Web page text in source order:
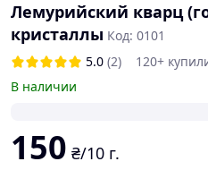
Лемурийский кварц
кристаллы Код: 0101
5.0 (2)
120+
В наличии
150 ₴/10 г.